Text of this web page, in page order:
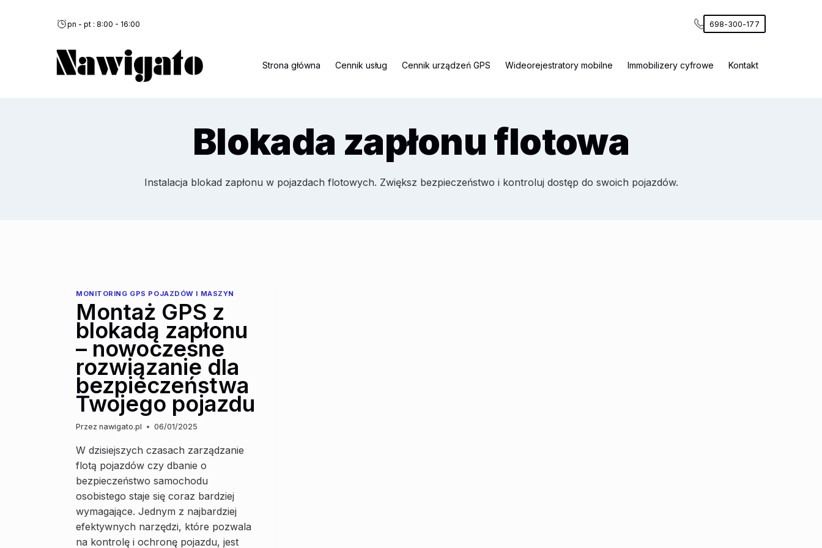
pn - pt : 8:00 - 16:00 698-300-177
Strona główna Cennik usług Cennik urządzeń GPS Wideorejestratory mobilne Immobilizery cyfrowe Kontakt
Blokada zapłonu flotowa
Instalacja blokad zapłonu w pojazdach flotowych. Zwiększ bezpieczeństwo i kontroluj dostęp do swoich pojazdów.
MONITORING GPS POJAZDÓW I MASZYN
Montaż GPS z
blokadą zapłonu
– nowoczesne
rozwiązanie dla
bezpieczeństwa
Twojego pojazdu
Przez nawigato.pl 06/01/2025
W dzisiejszych czasach zarządzanie
flotą pojazdów czy dbanie o
bezpieczeństwo samochodu
osobistego staje się coraz bardziej
wymagające. Jednym z najbardziej
efektywnych narzędzi, które pozwala
na kontrolę i ochronę pojazdu, jest